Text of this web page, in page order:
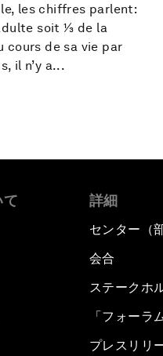
les chiffres parlent:
soit ⅓ de la
cours de sa vie par
il n’y a...
て 詳細
センター（
会合
ステークホ
「フォーラ
プレスリリ